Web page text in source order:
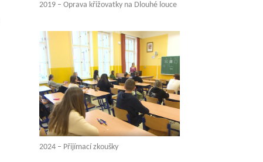
2019 – Oprava křižovatky na Dlouhé louce
2024 – Přijímací zkoušky